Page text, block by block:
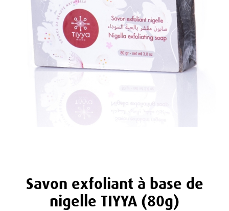
Savon exfoliant à base de
nigelle TIYYA (80g)